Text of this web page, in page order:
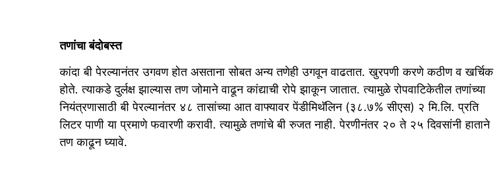
तणांचा बंदोबस्त
कांदा बी पेरल्यानंतर उगवण होत असताना सोबत अन्य तणेही उगवून वाढतात. खुरपणी करणे कठीण व खर्चिक
होते. त्याकडे दुर्लक्ष झाल्यास तण जोमाने वाढून कांद्याची रोपे झाकून जातात. त्यामुळे रोपवाटिकेतील तणांच्या
नियंत्रणासाठी बी पेरल्यानंतर ४८ तासांच्या आत वाफ्यावर पेंडीमिथॅलिन (३८.७% सीएस) २ मि.लि. प्रति
लिटर पाणी या प्रमाणे फवारणी करावी. त्यामुळे तणांचे बी रुजत नाही. पेरणीनंतर २० ते २५ दिवसांनी हाताने
तण काढून घ्यावे.